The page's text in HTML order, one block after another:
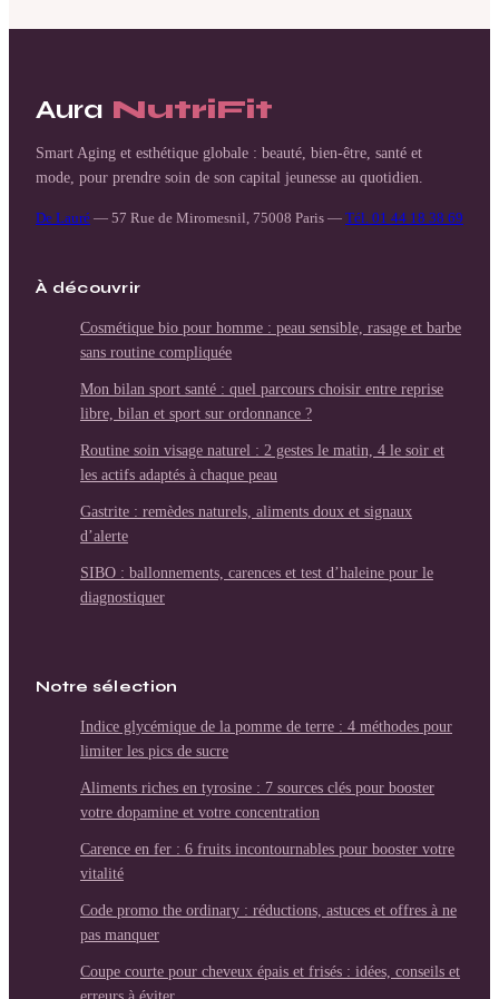
Aura NutriFit
Smart Aging et esthétique globale : beauté, bien-être, santé et
mode, pour prendre soin de son capital jeunesse au quotidien.
De Lauré — 57 Rue de Miromesnil, 75008 Paris — Tél. 01 44 18 38 69
À découvrir
Cosmétique bio pour homme : peau sensible, rasage et barbe
sans routine compliquée
Mon bilan sport santé : quel parcours choisir entre reprise
libre, bilan et sport sur ordonnance ?
Routine soin visage naturel : 2 gestes le matin, 4 le soir et
les actifs adaptés à chaque peau
Gastrite : remèdes naturels, aliments doux et signaux
d’alerte
SIBO : ballonnements, carences et test d’haleine pour le
diagnostiquer
Notre sélection
Indice glycémique de la pomme de terre : 4 méthodes pour
limiter les pics de sucre
Aliments riches en tyrosine : 7 sources clés pour booster
votre dopamine et votre concentration
Carence en fer : 6 fruits incontournables pour booster votre
vitalité
Code promo the ordinary : réductions, astuces et offres à ne
pas manquer
Coupe courte pour cheveux épais et frisés : idées, conseils et